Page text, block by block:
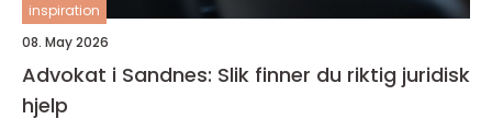
inspiration
08. May 2026
Advokat i Sandnes: Slik finner du riktig juridisk
hjelp